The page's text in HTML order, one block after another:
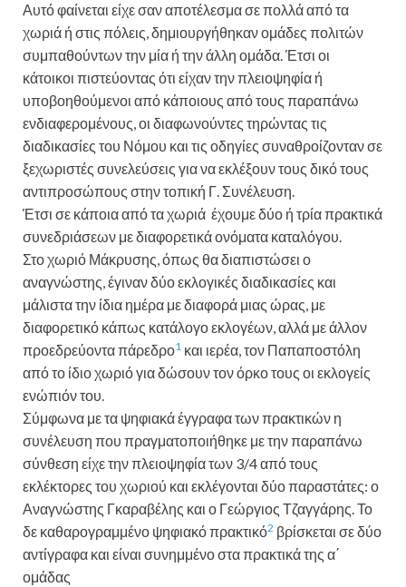
Αυτό φαίνεται είχε σαν αποτέλεσμα σε πολλά από τα
χωριά ή στις πόλεις, δημιουργήθηκαν ομάδες πολιτών
συμπαθούντων την μία ή την άλλη ομάδα. Έτσι οι
κάτοικοι πιστεύοντας ότι είχαν την πλειοψηφία ή
υποβοηθούμενοι από κάποιους από τους παραπάνω
ενδιαφερομένους, οι διαφωνούντες τηρώντας τις
διαδικασίες του Νόμου και τις οδηγίες συναθροίζονταν σε
ξεχωριστές συνελεύσεις για να εκλέξουν τους δικό τους
αντιπροσώπους στην τοπική Γ. Συνέλευση.
Έτσι σε κάποια από τα χωριά έχουμε δύο ή τρία πρακτικά
συνεδριάσεων με διαφορετικά ονόματα καταλόγου.
Στο χωριό Μάκρυσης, όπως θα διαπιστώσει ο
αναγνώστης, έγιναν δύο εκλογικές διαδικασίες και
μάλιστα την ίδια ημέρα με διαφορά μιας ώρας, με
διαφορετικό κάπως κατάλογο εκλογέων, αλλά με άλλον
προεδρεύοντα πάρεδρο1 και ιερέα, τον Παπαποστόλη
από το ίδιο χωριό για δώσουν τον όρκο τους οι εκλογείς
ενώπιόν του.
Σύμφωνα με τα ψηφιακά έγγραφα των πρακτικών η
συνέλευση που πραγματοποιήθηκε με την παραπάνω
σύνθεση είχετην πλειοψηφία των 3/4από τους
εκλέκτορες του χωριού και εκλέγονται δύοπαραστάτες: ο
Αναγνώστης Γκαραβέλης και ο Γεώργιος Τζαγγάρης.Το
δε καθαρογραμμένο ψηφιακόπρακτικό2 βρίσκεται σε δύο
αντίγραφα και είναι συνημμένο στα πρακτικά της α΄
ομάδας